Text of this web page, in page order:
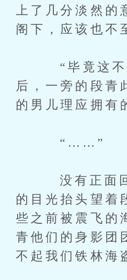
上了几分淡然
阁下，应该也不
“毕竟这不符
后，一旁的段青
的男儿理应拥有
“……”
没有正面回答
的目光抬头望着
些之前被震飞的
青他们的身影团
不起我们铁林海